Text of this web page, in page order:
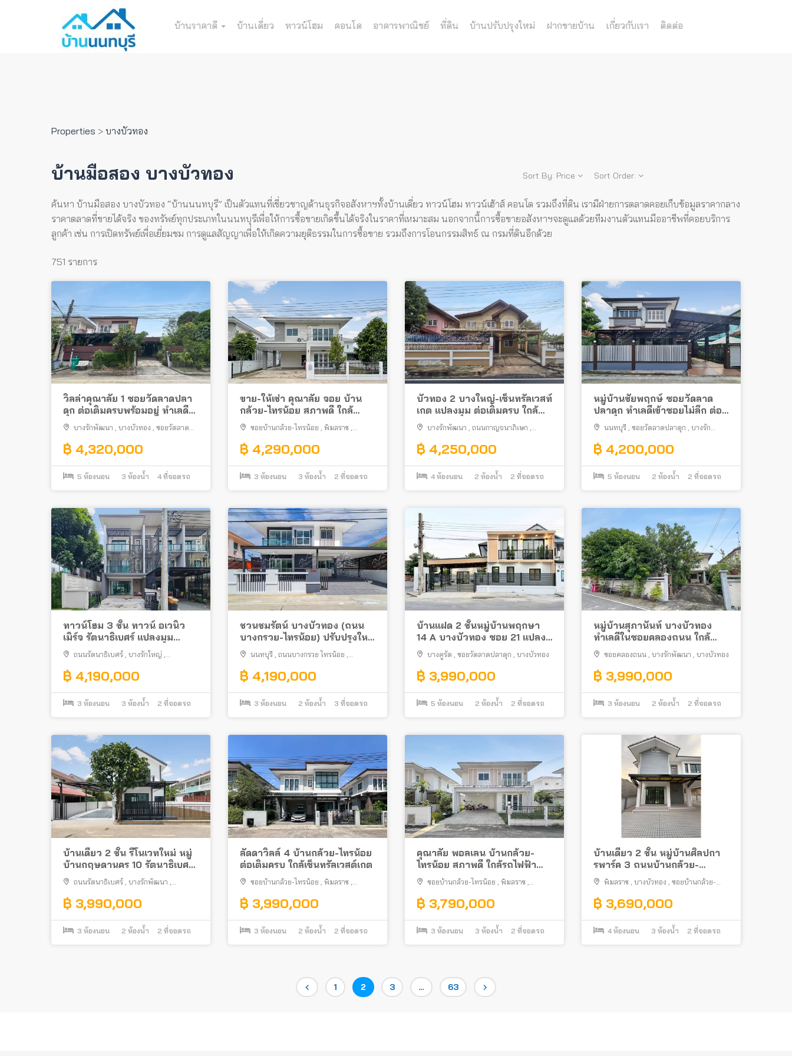
บ้านราคาดี บ้านเดี่ยว ทาวน์โฮม คอนโด อาคารพาณิชย์ ที่ดิน บ้านปรับปรุงใหม่ ฝากขายบ้าน เกี่ยวกับเรา ติดต่อ
Properties > บางบัวทอง
บ้านมือสอง บางบัวทอง Sort By: Price Sort Order:
ค้นหา บ้านมือสอง บางบัวทอง “บ้านนนทบุรี” เป็นตัวแทนที่เชี่ยวชาญด้านธุรกิจอสังหาฯทั้งบ้านเดี่ยว ทาวน์โฮม ทาวน์เฮ้าส์ คอนโด รวมถึงที่ดิน เรามีฝ่ายการตลาดคอยเก็บข้อมูลราคากลาง
ราคาตลาดที่ขายได้จริง ของทรัพย์ทุกประเภทในนนทบุรีเพื่อให้การซื้อขายเกิดขึ้นได้จริงในราคาที่เหมาะสม นอกจากนี้การซื้อขายอสังหาฯจะดูแลด้วยทีมงานตัวแทนมืออาชีพที่คอยบริการ
ลูกค้า เช่น การเปิดทรัพย์เพื่อเยี่ยมชม การดูแลสัญญาเพื่อให้เกิดความยุติธรรมในการซื้อขาย รวมถึงการโอนกรรมสิทธ์ ณ กรมที่ดินอีกด้วย
751 รายการ
วิลล่าคุณาลัย 1 ซอยวัดลาดปลา
ดุก ต่อเติมครบพร้อมอยู่ ทำเลดี
เข้าซอยไม่ลึก
บางรักพัฒนา บางบัวทอง
ซอยวัดลาด
฿ 4,320,000
5 ห้องนอน 3 ห้องน้ำ 4 ที่จอดรถ
ขาย-ให้เช่า คุณาลัย จอย บ้าน
กล้วย-ไทรน้อย สภาพดี ใกล้
เซ็นทรัล เวสต์เกต
ซอยบ้านกล้วย-ไทรน้อย พิมลราช
฿ 4,290,000
3 ห้องนอน 3 ห้องน้ำ 2 ที่จอดรถ
บัวทอง 2 บางใหญ่-เซ็นทรัลเวสท์
เกต แปลงมุม ต่อเติมครบ ใกล้
รถไฟฟ้า
บางรักพัฒนา ถนนกาญจนาภิเษก
฿ 4,250,000
4 ห้องนอน 2 ห้องน้ำ 2 ที่จอดรถ
หมู่บ้านชัยพฤกษ์ ซอยวัดลาด
ปลาดุก ทำเลดีเข้าซอยไม่ลึก ต่อ
เติมครบพร้อมอยู่
นนทบุรี ซอยวัดลาดปลาดุก
บางรัก
฿ 4,200,000
5 ห้องนอน 2 ห้องน้ำ 2 ที่จอดรถ
ทาวน์โฮม 3 ชั้น ทาวน์ อเวนิว
เมิร์จ รัตนาธิเบศร์ แปลงมุม
สภาพดี ใกล้รถไฟฟ้า
ถนนรัตนาธิเบศร์ , บางรักใหญ่ ,
฿ 4,190,000
3 ห้องนอน 3 ห้องน้ำ 2 ที่จอดรถ
ชวนชมรัตน์ บางบัวทอง (ถนน
บางกรวย-ไทรน้อย) ปรับปรุงใหม่
ต่อเติมครบพร้อมอยู่ ใกล้การ
ไฟฟ้าไทรน้อย
นนทบุรี , ถนนบางกรวย ไทรน้อย ,
฿ 4,190,000
3 ห้องนอน 2 ห้องน้ำ 3 ที่จอดรถ
บ้านแฝด 2 ชั้นหมู่บ้านพฤกษา
14 A บางบัวทอง ซอย 21 แปลง
มุม บางคูรัด , ซอยวัดลาดปลาดุก , บางบัวทอง
฿ 3,990,000
5 ห้องนอน 2 ห้องน้ำ 2 ที่จอดรถ
หมู่บ้านสุภานันท์ บางบัวทอง
ทำเลดีในซอยคลองถนน ใกล้
รถไฟฟ้า MRT และเซ็นทรัล เวสต์
เกต
ซอยคลองถนน , บางรักพัฒนา , บางบัวทอง
฿ 3,990,000
3 ห้องนอน 2 ห้องน้ำ 2 ที่จอดรถ
บ้านเดี่ยว 2 ชั้น รีโนเวทใหม่ หมู่
บ้านกฤษดานคร 10 รัตนาธิเบศร์
ติดถนนใหญ่ ใกล้รถไฟฟ้า MRT
สามแยกบางใหญ่
ถนนรัตนาธิเบศร์ บางรักพัฒนา
฿ 3,990,000
3 ห้องนอน 2 ห้องน้ำ 2 ที่จอดรถ
ลัดดาวิลล์ 4 บ้านกล้วย-ไทรน้อย
ต่อเติมครบ ใกล้เซ็นทรัลเวสต์เกต
ซอยบ้านกล้วย-ไทรน้อย พิมลราช
฿ 3,990,000
3 ห้องนอน 2 ห้องน้ำ 2 ที่จอดรถ
คุณาลัย พอลเลน บ้านกล้วย-
ไทรน้อย สภาพดี ใกล้รถไฟฟ้า
สายม่วง “สถานีคลองบางไผ่”
ซอยบ้านกล้วย-ไทรน้อย พิมลราช
฿ 3,790,000
3 ห้องนอน 3 ห้องน้ำ 2 ที่จอดรถ
บ้านเดี่ยว 2 ชั้น หมู่บ้านศิลปกา
รพาร์ค 3 ถนนบ้านกล้วย-
ไทรน้อย แปลงมุม พร้อมอยู่
พิมลราช บางบัวทอง
ซอยบ้านกล้วย-
฿ 3,690,000
4 ห้องนอน 3 ห้องน้ำ 2 ที่จอดรถ
Page
1 Page
2 Page
3 … Page
63